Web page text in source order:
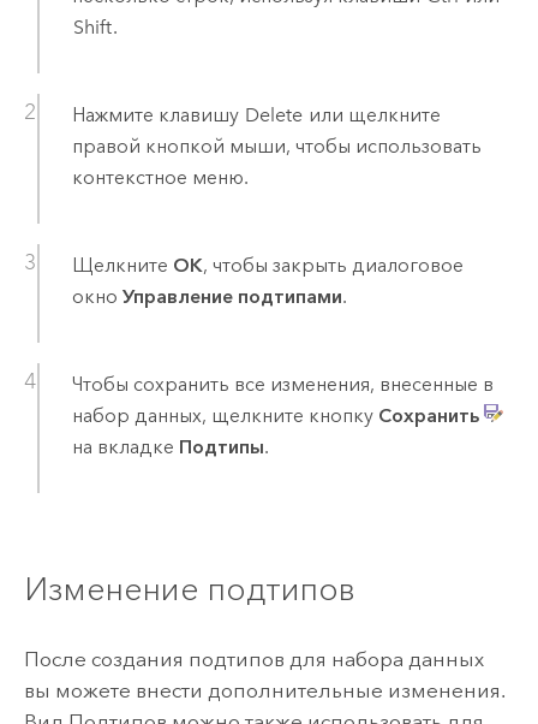
Shift.
Нажмите клавишу Delete или щелкните
правой кнопкой мыши, чтобы использовать
контекстное меню.
Щелкните ОК, чтобы закрыть диалоговое
окно Управление подтипами.
Чтобы сохранить все изменения, внесенные в
набор данных, щелкните кнопку Сохранить
на вкладке Подтипы.
Изменение подтипов
После создания подтипов для набора данных
вы можете внести дополнительные изменения.